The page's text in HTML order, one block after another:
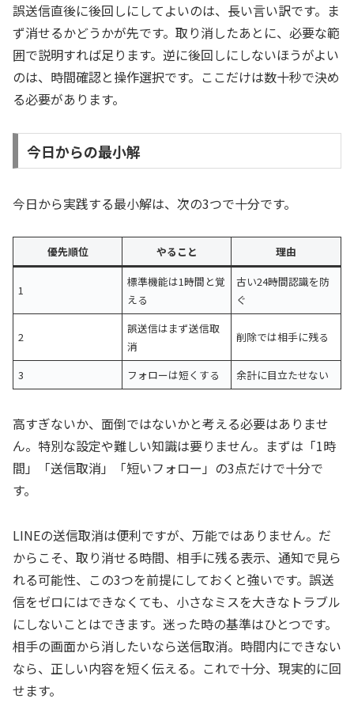
誤送信直後に後回しにしてよいのは、長い言い訳です。ま
ず消せるかどうかが先です。取り消したあとに、必要な範
囲で説明すれば足ります。逆に後回しにしないほうがよい
のは、時間確認と操作選択です。ここだけは数十秒で決め
る必要があります。
今日からの最小解
今日から実践する最小解は、次の3つで十分です。
優先順位 やること 理由
1
標準機能は1時間と覚
える
古い24時間認識を防
ぐ
2
誤送信はまず送信取
消
削除では相手に残る
3 フォローは短くする 余計に目立たせない
高すぎないか、面倒ではないかと考える必要はありませ
ん。特別な設定や難しい知識は要りません。まずは「1時
間」「送信取消」「短いフォロー」の3点だけで十分で
す。
LINEの送信取消は便利ですが、万能ではありません。だ
からこそ、取り消せる時間、相手に残る表示、通知で見ら
れる可能性、この3つを前提にしておくと強いです。誤送
信をゼロにはできなくても、小さなミスを大きなトラブル
にしないことはできます。迷った時の基準はひとつです。
相手の画面から消したいなら送信取消。時間内にできない
なら、正しい内容を短く伝える。これで十分、現実的に回
せます。